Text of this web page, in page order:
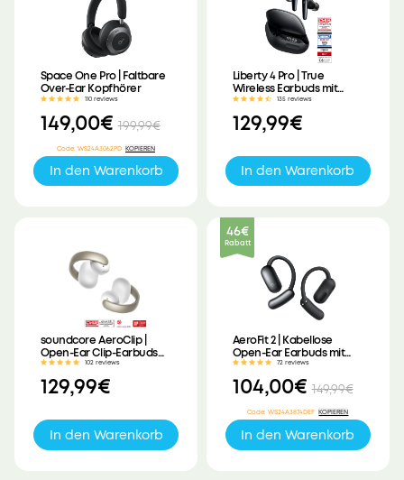
Space One Pro | Faltbare
Over-Ear Kopfhörer
110 reviews
149,00€ 199,99€
Code: WS24A3062PD KOPIEREN
In den Warenkorb
Liberty 4 Pro | True
Wireless Earbuds mit
Noise Cancelling
135 reviews
129,99€
In den Warenkorb
soundcore AeroClip |
Open-Ear Clip-Earbuds
mit adaptivem Komfort
102 reviews
129,99€
In den Warenkorb
46€
Rabatt
AeroFit 2 | Kabellose
Open-Ear Earbuds mit
anpassbarem Halt
72 reviews
104,00€ 149,99€
Code: WS24A3874DEF KOPIEREN
In den Warenkorb